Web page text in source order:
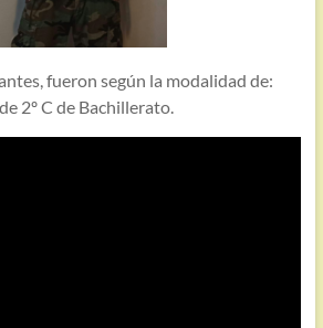
fueron según la modalidad de:
2º C de Bachillerato.